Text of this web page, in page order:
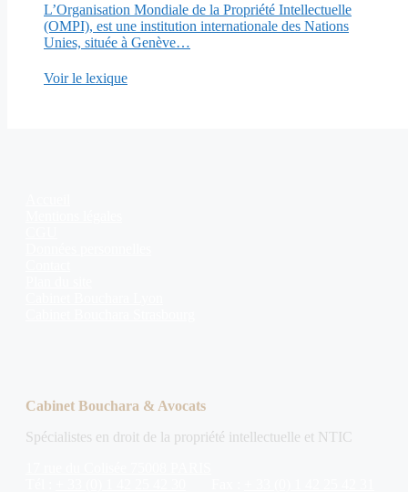
L’Organisation Mondiale de la Propriété Intellectuelle
(OMPI), est une institution internationale des Nations
Unies, située à Genève…
Voir le lexique
Cabinet Bouchara & Avocats
Spécialistes en droit de la propriété intellectuelle et NTIC